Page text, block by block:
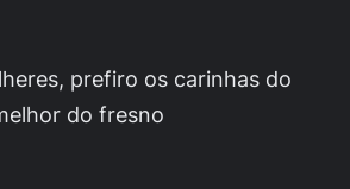
prefiro os carinhas do
do fresno